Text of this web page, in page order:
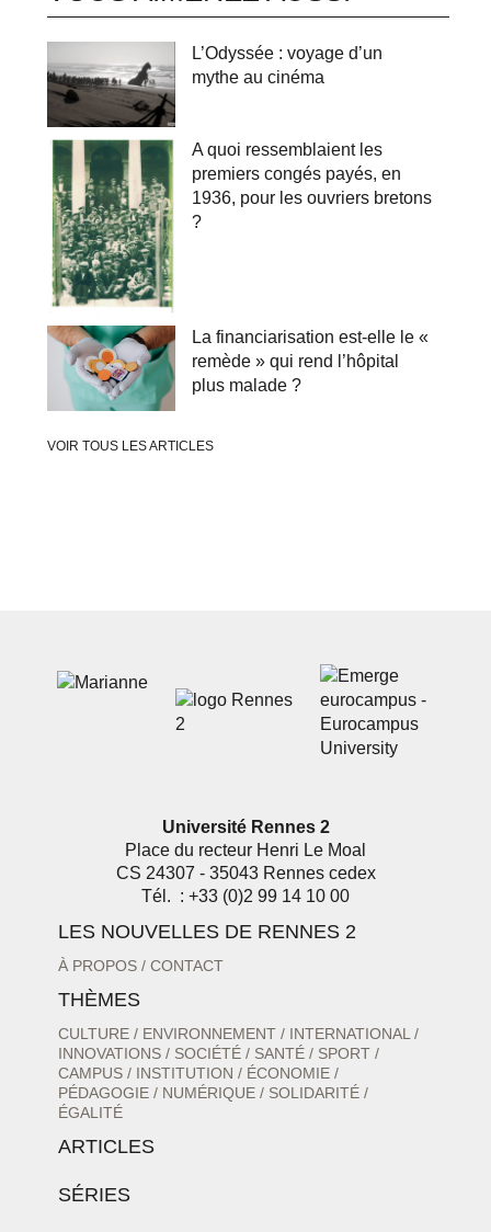
L’Odyssée : voyage d’un
mythe au cinéma
A quoi ressemblaient les
premiers congés payés, en
1936, pour les ouvriers bretons
?
La financiarisation est‑elle le «
remède » qui rend l’hôpital
plus malade ?
VOIR TOUS LES ARTICLES
Université Rennes 2
Place du recteur Henri Le Moal
CS 24307 - 35043 Rennes cedex
Tél. : +33 (0)2 99 14 10 00
LES NOUVELLES DE RENNES 2
À PROPOS CONTACT
THÈMES
CULTURE ENVIRONNEMENT
INTERNATIONAL
INNOVATIONS
SOCIÉTÉ SANTÉ
SPORT
CAMPUS
INSTITUTION
ÉCONOMIE
PÉDAGOGIE
NUMÉRIQUE
SOLIDARITÉ
ÉGALITÉ
ARTICLES
SÉRIES